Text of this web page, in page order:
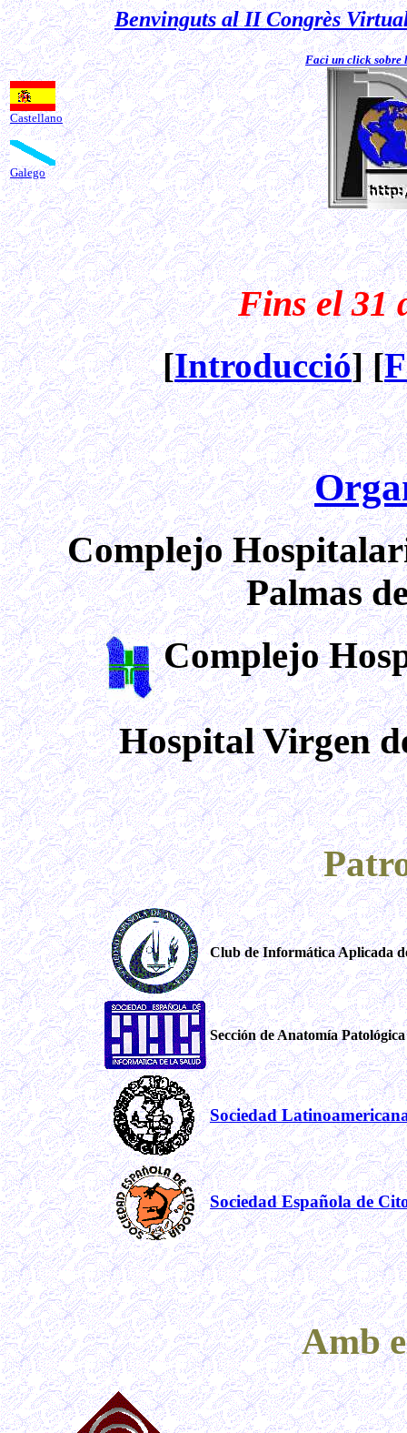
Benvinguts al II Congrès
Castellano
Galego
Faci un click sobre
Fins el 31
[Introducció] [
Complejo
Palmas
Complejo
Hospital Virgen
Club de Informática Aplicada
Sección de Anatomía
Sociedad
Sociedad Española de
Amb